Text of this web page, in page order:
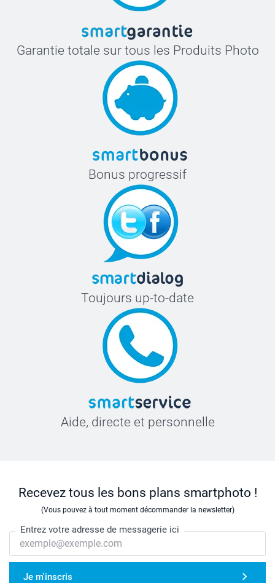
Garantie totale sur tous les Produits Photo
Bonus progressif
Toujours up-to-date
Aide, directe et personnelle
Recevez tous les bons plans smartphoto !
(Vous pouvez à tout moment décommander la newsletter)
Entrez votre adresse de messagerie ici
Je m'inscris